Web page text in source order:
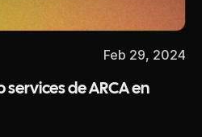
Feb 29, 2024
de ARCA en